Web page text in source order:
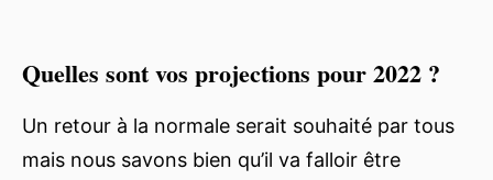
Quelles sont vos projections pour 2022 ?
Un retour à la normale serait souhaité par tous
mais nous savons bien qu’il va falloir être